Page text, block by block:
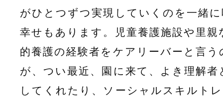
がひとつずつ実現していくのを一緒
幸せもあります。児童養護施設や里親
的養護の経験者をケアリーバーと言う
が、つい最近、園に来て、よき理解者
してくれたり、ソーシャルスキルト